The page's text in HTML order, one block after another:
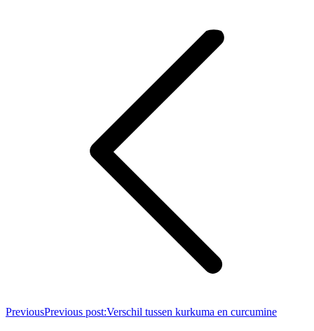
PreviousPrevious post:Verschil tussen kurkuma en curcumine